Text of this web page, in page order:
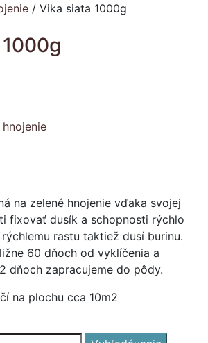
/ Vika siata 1000g
hnojenie
na zelené hnojenie vďaka svojej
fixovať dusík a schopnosti rýchlo
rastu taktiež dusí burinu.
60 dňoch od vyklíčenia a
dňoch zapracujeme do pôdy.
na plochu cca 10m2